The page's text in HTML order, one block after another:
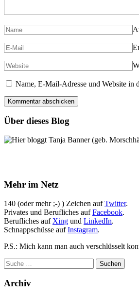
Name, E-Mail-Adresse und Website in
Über dieses Blog
Hier bloggt Tanja Banner (geb.
Mehr im Netz
140 (oder mehr ;-) ) Zeichen aufTwitter.
Privates und Berufliches aufFacebook.
Berufliches auf Xing und LinkedIn.
Schnappschüsse aufInstagram.
P.S.: Mich kann man auch verschlüsselt
Archiv